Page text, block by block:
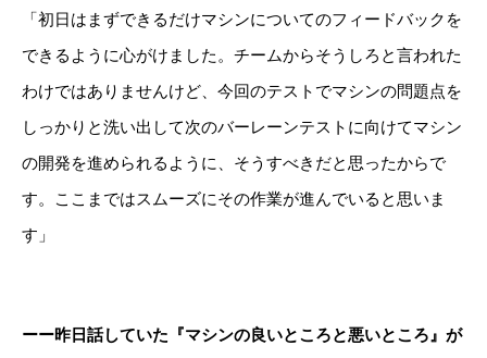
「初日はまずできるだけマシンについてのフィードバックを
できるように心がけました。チームからそうしろと言われた
わけではありませんけど、今回のテストでマシンの問題点を
しっかりと洗い出して次のバーレーンテストに向けてマシン
の開発を進められるように、そうすべきだと思ったからで
す。ここまではスムーズにその作業が進んでいると思いま
す」
ーー昨日話していた『マシンの良いところと悪いところ』が